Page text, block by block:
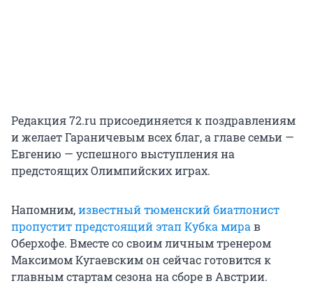
Редакция 72.ru присоединяется к поздравлениям
и желает Гараничевым всех благ, а главе семьи —
Евгению — успешного выступления на
предстоящих Олимпийских играх.
Напомним,известный тюменский биатлонист
пропустит предстоящий этап Кубка мирав
Оберхофе. Вместе со своим личным тренером
Максимом Кугаевским он сейчас готовится к
главным стартам сезона на сборе в Австрии.